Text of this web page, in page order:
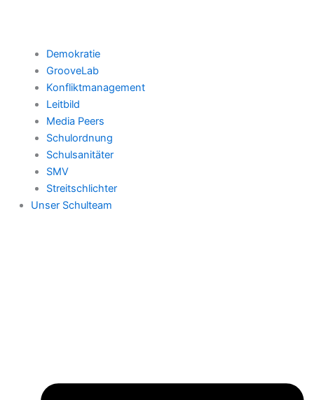
Demokratie
GrooveLab
Konfliktmanagement
Leitbild
Media Peers
Schulordnung
Schulsanitäter
SMV
Streitschlichter
Unser Schulteam